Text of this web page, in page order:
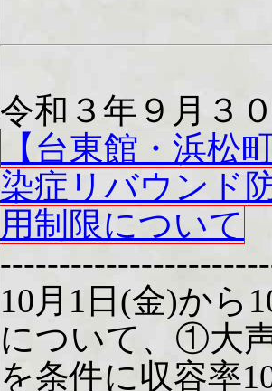
令和３年９月３
【台東館・浜松
染症リバウンド
用制限について
10月1日(金)から
について、①大
を条件に収容率